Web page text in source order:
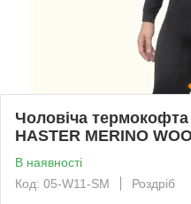
Чоловіча
HASTER MERINO
В наявності
Код: 05-W11-SM
Роздріб